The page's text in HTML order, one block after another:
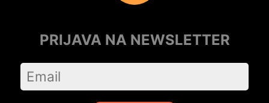
PRIJAVA NA NEWSLETTER